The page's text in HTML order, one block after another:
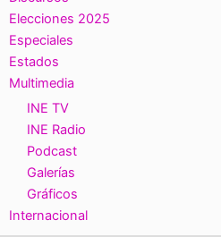
Elecciones 2025
Especiales
Estados
Multimedia
INE TV
INE Radio
Podcast
Galerías
Gráficos
Internacional